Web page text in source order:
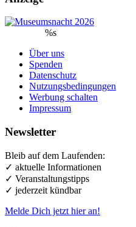
%s
Über uns
Spenden
Datenschutz
Nutzungsbedingungen
Werbung schalten
Impressum
Newsletter
Bleib auf dem Laufenden:
✓ aktuelle Informationen
✓ Veranstaltungstipps
✓ jederzeit kündbar
Melde Dich jetzt hier an!